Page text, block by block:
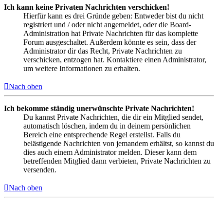
Ich kann keine Privaten Nachrichten verschicken!
Hierfür kann es drei Gründe geben: Entweder bist du nicht
registriert und / oder nicht angemeldet, oder die Board-
Administration hat Private Nachrichten für das komplette
Forum ausgeschaltet. Außerdem könnte es sein, dass der
Administrator dir das Recht, Private Nachrichten zu
verschicken, entzogen hat. Kontaktiere einen Administrator,
um weitere Informationen zu erhalten.
Nach oben
Ich bekomme ständig unerwünschte Private Nachrichten!
Du kannst Private Nachrichten, die dir ein Mitglied sendet,
automatisch löschen, indem du in deinem persönlichen
Bereich eine entsprechende Regel erstellst. Falls du
belästigende Nachrichten von jemandem erhältst, so kannst du
dies auch einem Administrator melden. Dieser kann dem
betreffenden Mitglied dann verbieten, Private Nachrichten zu
versenden.
Nach oben